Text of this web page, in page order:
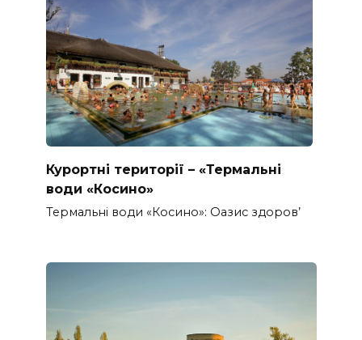
Курортні території – «Термальні
води «Косино»
Термальні води «Косино»: Оазис здоров’